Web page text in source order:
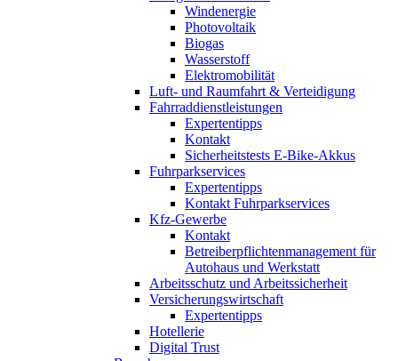
Windenergie
Photovoltaik
Biogas
Wasserstoff
Elektromobilität
Luft- und Raumfahrt & Verteidigung
Fahrraddienstleistungen
Expertentipps
Kontakt
Sicherheitstests E-Bike-Akkus
Fuhrparkservices
Expertentipps
Kontakt Fuhrparkservices
Kfz-Gewerbe
Kontakt
Betreiberpflichtenmanagement für
Autohaus und Werkstatt
Arbeitsschutz und Arbeitssicherheit
Versicherungswirtschaft
Expertentipps
Hotellerie
Digital Trust